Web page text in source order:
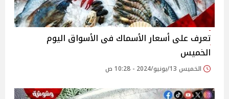
تعرف على أسعار الأسماك فى الأسواق اليوم
الخميس
الخميس 13/يونيو/2024 - 10:28 ص